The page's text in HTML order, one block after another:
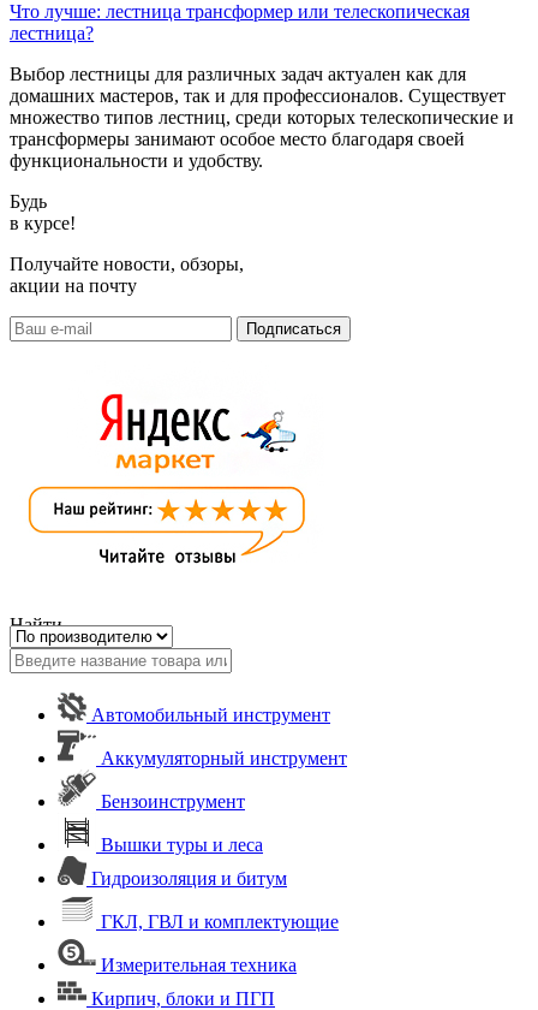
Что лучше: лестница трансформер или телескопическая
лестница?
Выбор лестницы для различных задач актуален как для
домашних мастеров, так и для профессионалов. Существует
множество типов лестниц, среди которых телескопические и
трансформеры занимают особое место благодаря своей
функциональности и удобству.
Будь
в курсе!
Получайте новости, обзоры,
акции на почту
Найти
Автомобильный инструмент
Аккумуляторный инструмент
Бензоинструмент
Вышки туры и леса
Гидроизоляция и битум
ГКЛ, ГВЛ и комплектующие
Измерительная техника
Кирпич, блоки и ПГП